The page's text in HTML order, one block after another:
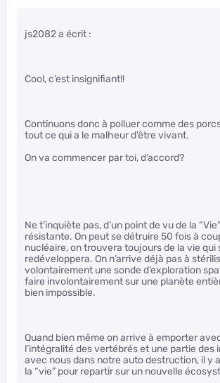
js2082 a écrit :
Cool, c’est insignifiant!!
Continuons donc à polluer comme des
tout ce qui a le malheur d’être vivant.
On va commencer par toi, d’accord?
Ne t’inquiète pas, d’un point de vu de la
résistante. On peut se détruire 50 fois à
nucléaire, on trouvera toujours de la vie qui
redéveloppera. On n’arrive déjà pas à
volontairement une sonde d’exploration
faire involontairement sur une planète
bien impossible.
Quand bien même on arrive à emporter
l’intégralité des vertébrés et une partie des
avec nous dans notre auto destruction, il y
la “vie” pour repartir sur un nouvelle